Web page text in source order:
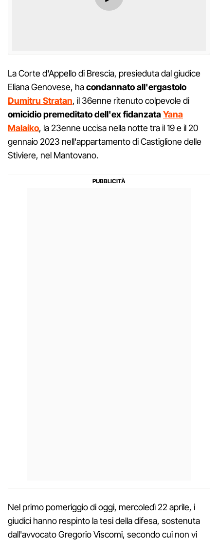
La Corte d'Appello di Brescia, presieduta dal giudice
Eliana Genovese, hacondannato all'ergastolo
Dumitru Stratan, il 36enne ritenuto colpevole di
omicidio premeditato dell'ex fidanzataYana
Malaiko, la 23enne uccisa nella notte tra il 19 e il 20
gennaio 2023 nell'appartamento di Castiglione delle
Stiviere, nel Mantovano.
Nel primo pomeriggio di oggi, mercoledì 22 aprile, i
giudici hanno respinto la tesi della difesa, sostenuta
dall'avvocato Gregorio Viscomi, secondo cui non vi